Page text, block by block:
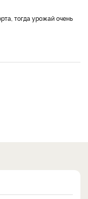
тогда урожай очень